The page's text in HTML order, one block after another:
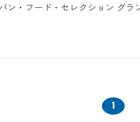
ン・フード・セレクション グラ
1